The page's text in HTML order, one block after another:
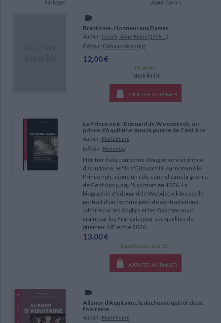
CHARGEMENT...
Littérature ancienne et médiévale
Audio - Livres lus
Humour
Ecologie - Environnement Religions - Spiritualités
Histoire des pays
Danse
Partager Ajout Favori
Brantöme- Honneur aux Dames
Auteur : Cocula, Anne-Marie (1938-....)
Éditeur : Editions Memoring
12,00 €
En stock *
*stock limité
AJOUTER AU PANIER
Le Prince noir : Edouard de Woodstock, un
prince d'Aquitaine dans la guerre de Cent Ans
Auteur : Marie Fauré
Éditeur : Memoring
Héritier de la couronne d'Angleterre et prince
d'Aquitaine, le fils d'Edouard III, surnommé le
Prince noir, a joué un rôle central dans la guerre
de Cent Ans jusqu'à sa mort en 1376. La
biographie d'Edouard de Woodstock brosse le
portrait d'un homme pétri de contradictions,
admiré par les Anglais et les Gascons mais
craint par les Français pour ses qualités de
guerrier. ©Electre 2026
13,00 €
Expédié sous 10 à 15 j.
AJOUTER AU PANIER
Aliénor d'Aquitaine, la duchesse qui fut deux
fois reine
Auteur : Marie Fauré